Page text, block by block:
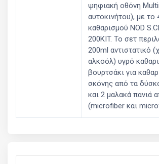
ψηφιακή οθόνη
αυτοκινήτου), με
καθαρισμού NOD
200KIT. Το σετ
200ml αντιστατικό
αλκοόλ) υγρό
βουρτσάκι για
σκόνης από τα
και 2 μαλακά πανιά
(microfiber και